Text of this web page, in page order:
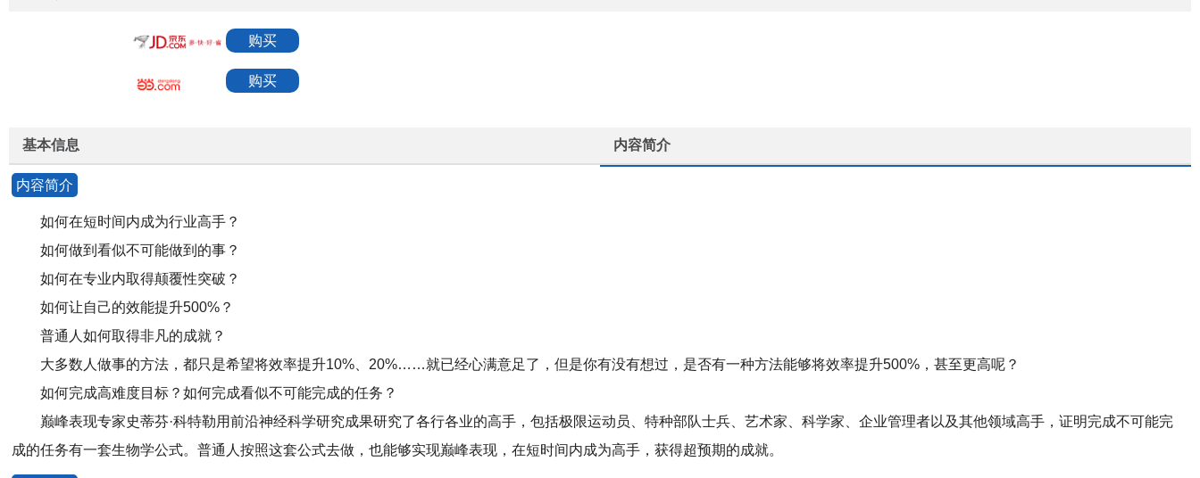
购买
购买
基本信息 内容简介
内容简介
如何在短时间内成为行业高手？
如何做到看似不可能做到的事？
如何在专业内取得颠覆性突破？
如何让自己的效能提升500%？
普通人如何取得非凡的成就？
大多数人做事的方法，都只是希望将效率提升10%、20%……就已经心满意足了，但是你有没有想过，是否有一种方法能够将效率提升500%，甚至更高呢？
如何完成高难度目标？如何完成看似不可能完成的任务？
巅峰表现专家史蒂芬·科特勒用前沿神经科学研究成果研究了各行各业的高手，包括极限运动员、特种部队士兵、艺术家、科学家、企业管理者以及其他领域高手，证明完成不可能完
成的任务有一套生物学公式。普通人按照这套公式去做，也能够实现巅峰表现，在短时间内成为高手，获得超预期的成就。